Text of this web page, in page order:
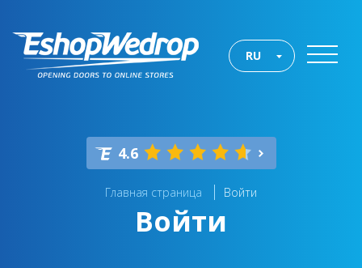
RU
4.6
Главная страница Войти
Войти